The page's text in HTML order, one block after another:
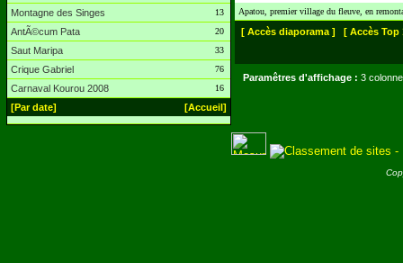
Montagne des Singes 13
AntÃ©cum Pata 20
Saut Maripa 33
Crique Gabriel 76
Carnaval Kourou 2008 16
[Par date] [Accueil]
Apatou, premier village du fleuve, en
[ Accès diaporama ] [ Accès Top
Paramêtres d'affichage : 3